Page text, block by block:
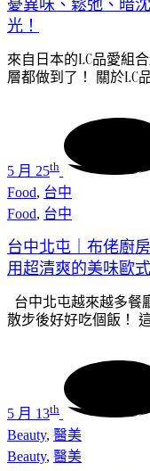
憂異味、鬆弛、暗
光！
來自日本的LC品愛組
層都做到了！ 關於LC
5 月 25th
Food, 台中
Food, 台中
台中北屯｜布佬廚
用超清爽的美味歐
台中北屯越來越多餐
散步後好好吃個飯！
5 月 13th
Beauty, 醫美
Beauty, 醫美